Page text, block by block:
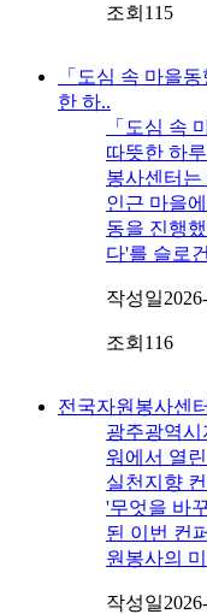
조회 115
「도심 속 마을
한 하..
「도심 속
따뜻한 하
봉사센터
인근 마을
동을 진행
다'를 슬로
작성일
조회 116
전국자원봉사센
광주광역
워에서 열
실천지향
'무엇을 바
된 이번 컨
원봉사의
작성일